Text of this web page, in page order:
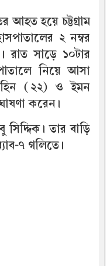
হয়ে চট্টগ্রাম
২ নম্বর
রাত সাড়ে ১০টার
নিয়ে আসা
(২২) ও ইমন
করেন।
তার বাড়ি
৭ গলিতে।